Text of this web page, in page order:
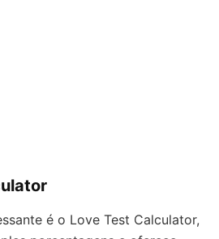
é o Love Test Calculator,